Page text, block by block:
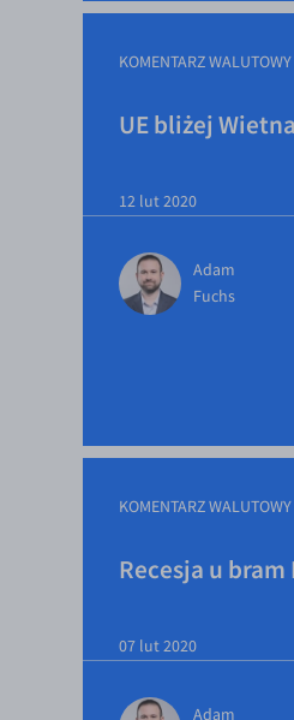
KOMENTARZ WALUTOWY
UE bliżej
12 lut 2020
Adam
Fuchs
KOMENTARZ WALUTOWY
Recesja u bram
07 lut 2020
Adam